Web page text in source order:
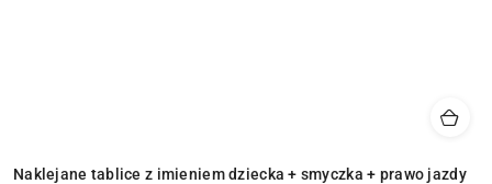
Naklejane tablice z imieniem dziecka + smyczka + prawo jazdy